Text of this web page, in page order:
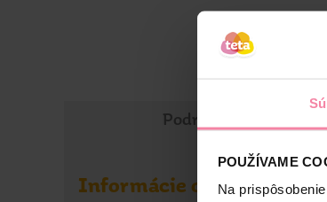
POUŽÍVAME
Na
Podrobné informácie
Informácie o výrobku